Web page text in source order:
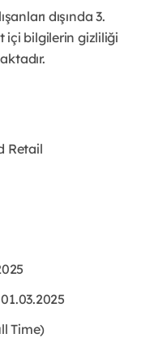
dışında 3.
içi bilgilerin gizliliği
Retail
01.03.2025
Time)